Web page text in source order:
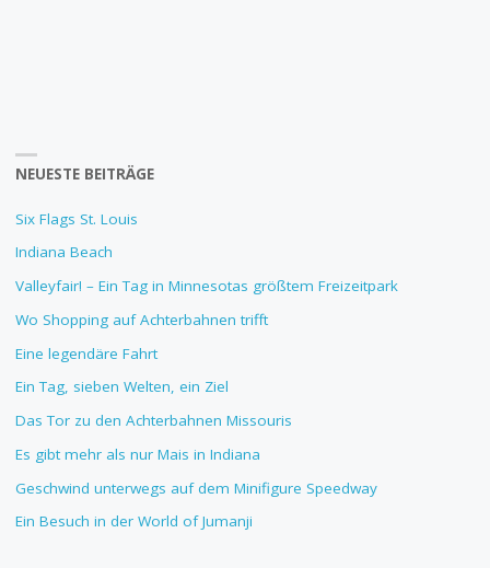
NEUESTE BEITRÄGE
Six Flags St. Louis
Indiana Beach
Valleyfair! – Ein Tag in Minnesotas größtem Freizeitpark
Wo Shopping auf Achterbahnen trifft
Eine legendäre Fahrt
Ein Tag, sieben Welten, ein Ziel
Das Tor zu den Achterbahnen Missouris
Es gibt mehr als nur Mais in Indiana
Geschwind unterwegs auf dem Minifigure Speedway
Ein Besuch in der World of Jumanji